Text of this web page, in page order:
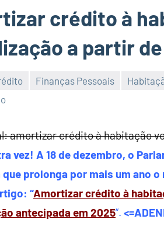
crédito à
a partir
Finanças Pessoais
amortizar crédito à habitação
vez! A 18 de dezembro, o
prolonga por mais um ano
“Amortizar crédito à
antecipada em 2025“.